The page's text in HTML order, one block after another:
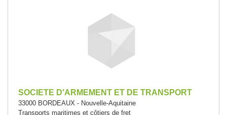
SOCIETE D'ARMEMENT ET DE TRANSPORT
33000 BORDEAUX - Nouvelle-Aquitaine
Transports maritimes et côtiers de fret